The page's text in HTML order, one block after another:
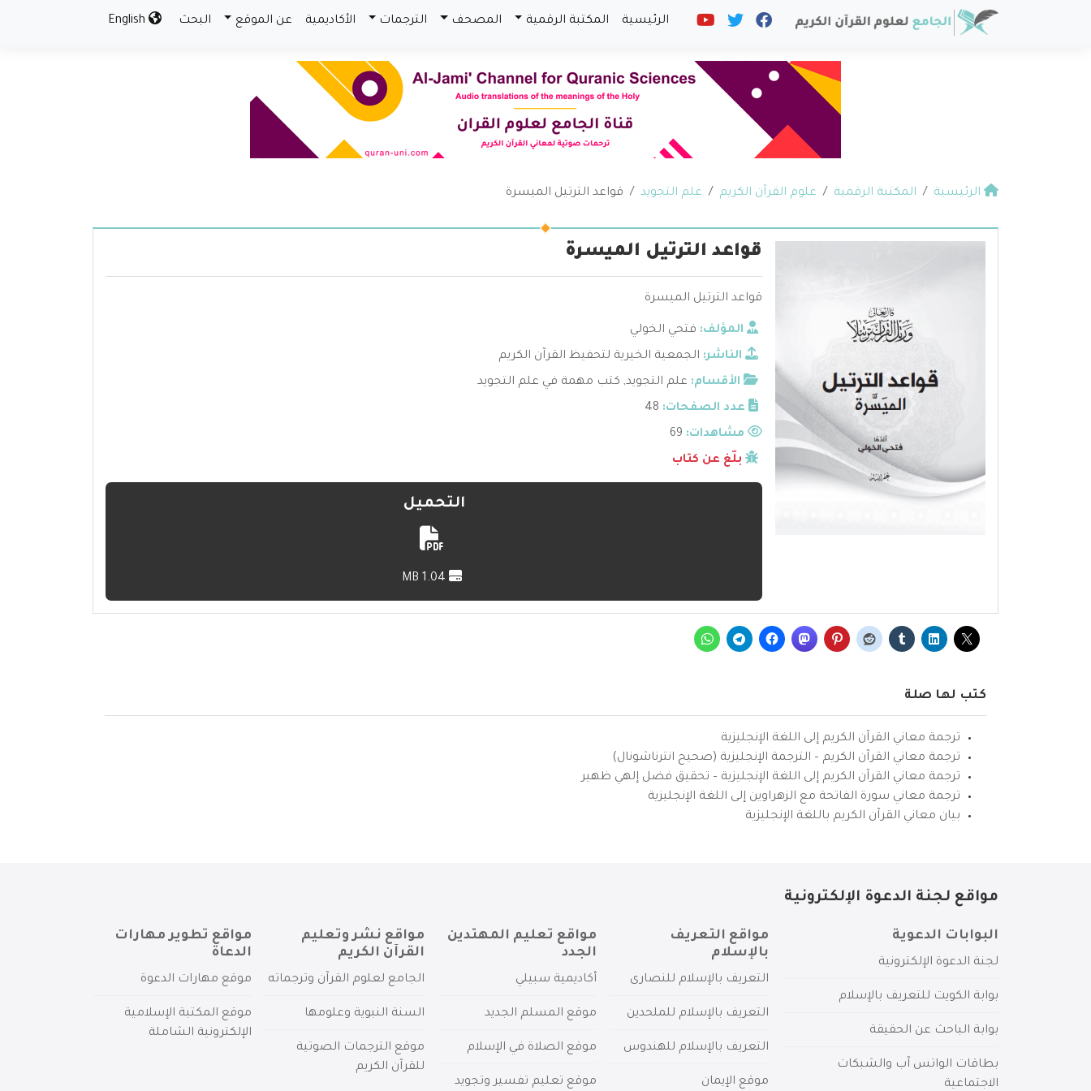
الرئيسية المكتبة الرقمية المصحف الترجمات الأكاديمية عن الموقع البحث
الرئيسية المكتبة الرقمية علوم القرآن الكريم علم التجويد قواعد الترتيل الميسرة
قواعد الترتيل الميسرة
قواعد الترتيل الميسرة
المؤلف: فتحي الخولي
الناشر: الجمعية الخيرية لتحفيظ القرآن الكريم
الأقسام: علم التجويد, كتب مهمة في علم التجويد
عدد الصفحات: 48
مشاهدات:
بلّغ عن كتاب
التحميل
كتب لها صلة
ترجمة معاني القرآن الكريم إلى اللغة الإنجليزية
ترجمة معاني القرآن الكريم – الترجمة الإنجليزية (صحيح انترناشونال)
ترجمة معاني القرآن الكريم إلى اللغة الإنجليزية – تحقيق فضل إلهي ظهير
ترجمة معاني سورة الفاتحة مع الزهراوين إلى اللغة الإنجليزية
بيان معاني القرآن الكريم باللغة الإنجليزية
مواقع لجنة الدعوة الإلكترونية
البوابات الدعوية
لجنة الدعوة الإلكترونية
بوابة الكويت للتعريف بالإسلام
بوابة الباحث عن الحقيقة
بطاقات الواتس آب والشبكات
الاجتماعية
مواقع التعريف
بالإسلام
التعريف بالإسلام للنصارى
التعريف بالإسلام للملحدين
التعريف بالإسلام للهندوس
موقع الإيمان
مواقع تعليم المهتدين
الجدد
أكاديمية سبيلي
موقع المسلم الجديد
موقع الصلاة في الإسلام
موقع تعليم تفسير وتجويد
مواقع نشر وتعليم
القرآن الكريم
الجامع لعلوم القرآن وترجماته
السنة النبوية وعلومها
موقع الترجمات الصوتية
للقرآن الكريم
مواقع تطوير مهارات
الدعاة
موقع مهارات الدعوة
موقع المكتبة الإسلامية
الإلكترونية الشاملة